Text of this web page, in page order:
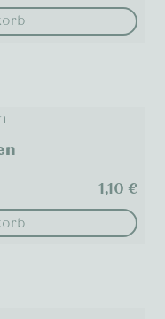
1,10€